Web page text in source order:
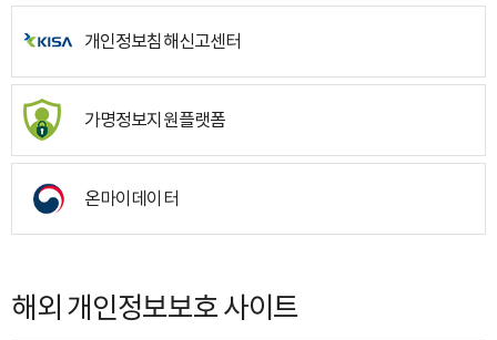
개인정보침해신고센터
가명정보지원플랫폼
온마이데이터
해외 개인정보보호 사이트